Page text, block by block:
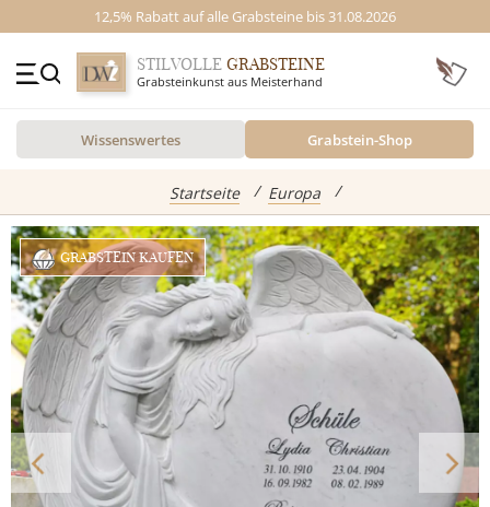
12,5% Rabatt auf alle Grabsteine bis 31.08.2026
Kontakt
GRABSTEINE
Alle Grabsteine
Einzelgrabsteine
Doppelgrabsteine
Kindergrabsteine
STILVOLLE GRABSTEINE
Grabsteinkunst aus Meisterhand
Wissenswertes Grabstein-Shop
Startseite Europa
Inspiration
abgebildete Produkte
Standort
Grabstein Shop
GRABSTEIN KAUFEN